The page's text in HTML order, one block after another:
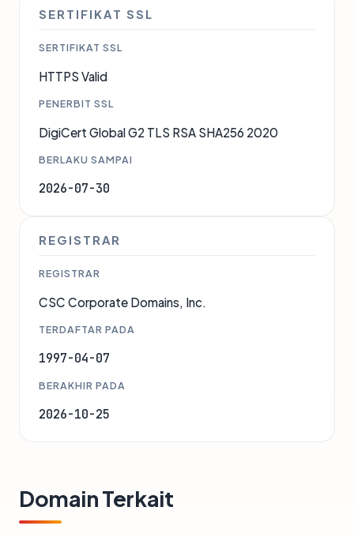
SERTIFIKAT SSL
SERTIFIKAT SSL
HTTPS Valid
PENERBIT SSL
DigiCert Global G2 TLS RSA SHA256 2020
BERLAKU SAMPAI
2026-07-30
REGISTRAR
REGISTRAR
CSC Corporate Domains, Inc.
TERDAFTAR PADA
1997-04-07
BERAKHIR PADA
2026-10-25
Domain Terkait